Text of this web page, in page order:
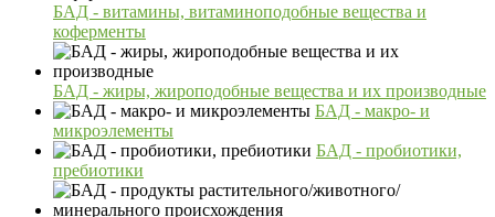
БАД - витамины, витаминоподобные вещества и
коферменты
БАД - жиры, жироподобные вещества и их производные
БАД - макро- и
микроэлементы
БАД - пробиотики,
пребиотики